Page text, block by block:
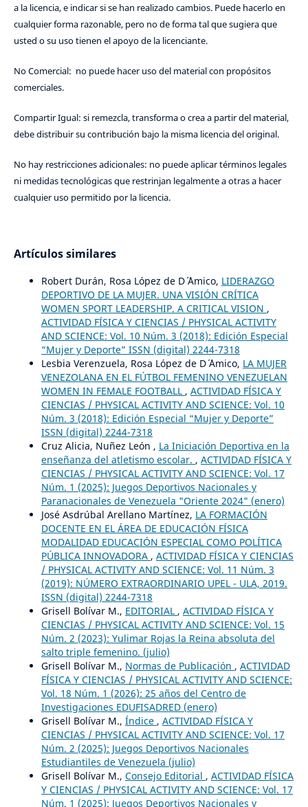
a la licencia, e indicar si se han realizado cambios. Puede hacerlo en
cualquier forma razonable, pero no de forma tal que sugiera que
usted o su uso tienen el apoyo de la licenciante.
No Comercial: no puede hacer uso del material con propósitos
comerciales.
Compartir Igual: si remezcla, transforma o crea a partir del material,
debe distribuir su contribución bajo la misma licencia del original.
No hay restricciones adicionales: no puede aplicar términos legales
ni medidas tecnológicas que restrinjan legalmente a otras a hacer
cualquier uso permitido por la licencia.
Artículos similares
Robert Durán, Rosa López de D´ ´Amico, LIDERAZGO
DEPORTIVO DE LA MUJER. UNA VISIÓN CRÍTICA
WOMEN SPORT LEADERSHIP. A CRITICAL VISION ,
ACTIVIDAD FÍSICA Y CIENCIAS / PHYSICAL ACTIVITY
AND SCIENCE: Vol. 10 Núm. 3 (2018): Edición Especial
“Mujer y Deporte” ISSN (digital) 2244-7318
Lesbia Verenzuela, Rosa López de D´ ´Amico, LA MUJER
VENEZOLANA EN EL FÚTBOL FEMENINO VENEZUELAN
WOMEN IN FEMALE FOOTBALL , ACTIVIDAD FÍSICA Y
CIENCIAS / PHYSICAL ACTIVITY AND SCIENCE: Vol. 10
Núm. 3 (2018): Edición Especial “Mujer y Deporte”
ISSN (digital) 2244-7318
Cruz Alicia, Nuñez León , La Iniciación Deportiva en la
enseñanza del atletismo escolar. , ACTIVIDAD FÍSICA Y
CIENCIAS / PHYSICAL ACTIVITY AND SCIENCE: Vol. 17
Núm. 1 (2025): Juegos Deportivos Nacionales y
Paranacionales de Venezuela "Oriente 2024" (enero)
José Asdrúbal Arellano Martínez, LA FORMACIÓN
DOCENTE EN EL ÁREA DE EDUCACIÓN FÍSICA
MODALIDAD EDUCACIÓN ESPECIAL COMO POLÍTICA
PÚBLICA INNOVADORA , ACTIVIDAD FÍSICA Y CIENCIAS
/ PHYSICAL ACTIVITY AND SCIENCE: Vol. 11 Núm. 3
(2019): NÚMERO EXTRAORDINARIO UPEL - ULA, 2019.
ISSN (digital) 2244-7318
Grisell Bolívar M., EDITORIAL , ACTIVIDAD FÍSICA Y
CIENCIAS / PHYSICAL ACTIVITY AND SCIENCE: Vol. 15
Núm. 2 (2023): Yulimar Rojas la Reina absoluta del
salto triple femenino. (julio)
Grisell Bolívar M., Normas de Publicación , ACTIVIDAD
FÍSICA Y CIENCIAS / PHYSICAL ACTIVITY AND SCIENCE:
Vol. 18 Núm. 1 (2026): 25 años del Centro de
Investigaciones EDUFISADRED (enero)
Grisell Bolívar M., Índice , ACTIVIDAD FÍSICA Y
CIENCIAS / PHYSICAL ACTIVITY AND SCIENCE: Vol. 17
Núm. 2 (2025): Juegos Deportivos Nacionales
Estudiantiles de Venezuela (julio)
Grisell Bolívar M., Consejo Editorial , ACTIVIDAD FÍSICA
Y CIENCIAS / PHYSICAL ACTIVITY AND SCIENCE: Vol. 17
Núm. 1 (2025): Juegos Deportivos Nacionales y